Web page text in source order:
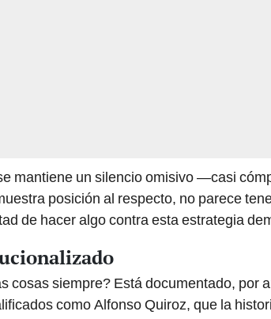
mantiene un silencio omisivo —casi
posición al respecto, no parece
de hacer algo contra esta estrategia
cosas siempre? Está documentado, por
como Alfonso Quiroz, que la